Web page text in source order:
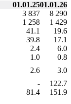
01.01.2501.01.26
3 837
8 290
1 258
1 429
41.1
19.6
39.8
17.1
2.4
6.0
1.0
0.8
2.6
3.0
-
122.7
81.4
151.9